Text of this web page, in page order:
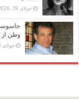
جولای 19, 2026
جاسوسی
وطن
جولای 19, 2026